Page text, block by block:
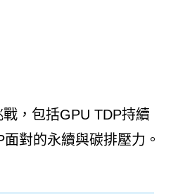
，包括GPU TDP持續
對的永續與碳排壓力。